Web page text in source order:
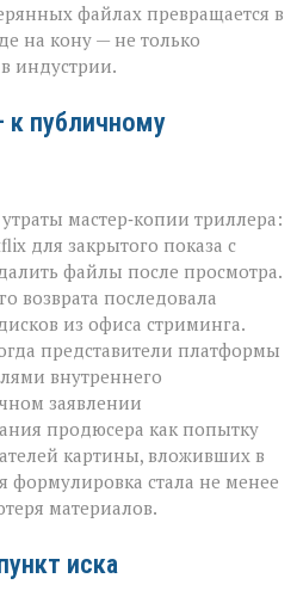
и
продюсера»
файлах превращается в
на кону — не только
индустрии.
публичному
мастер‑копии триллера:
для закрытого показа с
файлы после просмотра.
возврата последовала
из офиса стриминга.
представители платформы
внутреннего
заявлении
продюсера как попытку
картины, вложивших в
формулировка стала не менее
материалов.
иска